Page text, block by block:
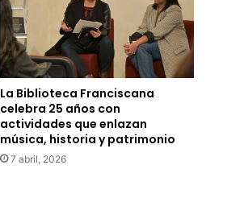
La Biblioteca Franciscana
celebra 25 años con
actividades que enlazan
música, historia y patrimonio
7 abril, 2026